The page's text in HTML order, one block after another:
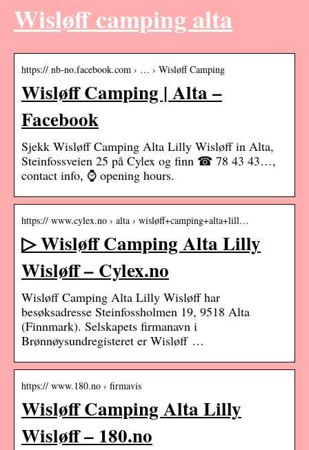
Wisløff camping alta
https:// nb-no.facebook.com › … › Wisløff Camping
Wisløff Camping | Alta –
Facebook
Sjekk Wisløff Camping Alta Lilly Wisløff in Alta,
Steinfossveien 25 på Cylex og finn ☎ 78 43 43…,
contact info, ⌚ opening hours.
https:// www.cylex.no › alta › wisløff+camping+alta+lill…
▷ Wisløff Camping Alta Lilly
Wisløff – Cylex.no
Wisløff Camping Alta Lilly Wisløff har
besøksadresse Steinfossholmen 19, 9518 Alta
(Finnmark). Selskapets firmanavn i
Brønnøysundregisteret er Wisløff …
https:// www.180.no › firmavis
Wisløff Camping Alta Lilly
Wisløff – 180.no